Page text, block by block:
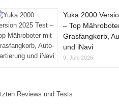
Yuka 2000
– Top
Grasfangkorb,
und iNavi
9. Juni 2026
Reviews und Tests